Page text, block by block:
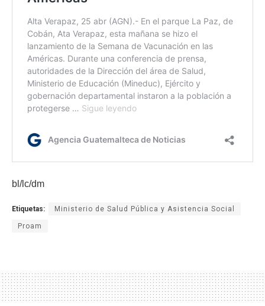
bl/lc/dm
Etiquetas: Ministerio de Salud Pública y Asistencia Social
Proam